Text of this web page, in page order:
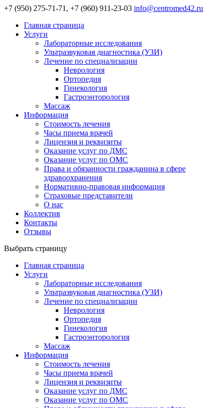
+7 (950) 275-71-71, +7 (960) 911-23-03 info@centromed42.ru
Главная страница
Услуги
Лабораторные исследования
Ультразвуковая диагностика (УЗИ)
Лечение по специализации
Неврология
Ортопедия
Гинекология
Гастроэнторология
Массаж
Информация
Стоимость лечения
Часы приема врачей
Лицензия и реквизиты
Оказание услуг по ДМС
Оказание услуг по ОМС
Права и обязанности гражданина в сфере
здравоохранения
Нормативно-правовая информация
Страховые представители
О нас
Коллектив
Контакты
Отзывы
Выбрать страницу
Главная страница
Услуги
Лабораторные исследования
Ультразвуковая диагностика (УЗИ)
Лечение по специализации
Неврология
Ортопедия
Гинекология
Гастроэнторология
Массаж
Информация
Стоимость лечения
Часы приема врачей
Лицензия и реквизиты
Оказание услуг по ДМС
Оказание услуг по ОМС